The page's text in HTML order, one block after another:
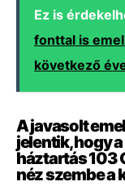
Ez is
fonttal is
következő
A javasolt
jelentik, hogy
háztartás 103
néz szembe a